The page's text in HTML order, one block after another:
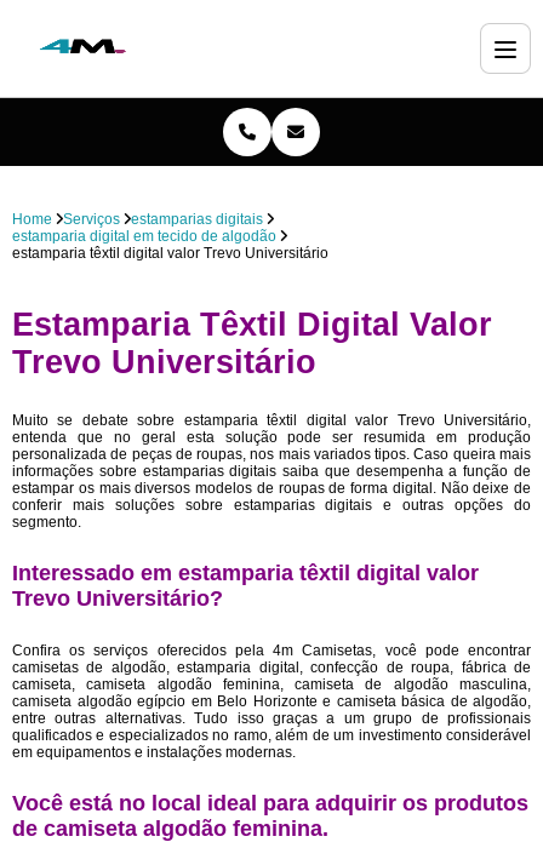
Home Serviços
estamparias digitais
estamparia digital em tecido de algodão
estamparia têxtil digital valor Trevo Universitário
Estamparia Têxtil Digital Valor
Trevo Universitário
Muito se debate sobre estamparia têxtil digital valor Trevo Universitário,
entenda que no geral esta solução pode ser resumida em produção
personalizada de peças de roupas, nos mais variados tipos. Caso queira mais
informações sobre estamparias digitais saiba que desempenha a função de
estampar os mais diversos modelos de roupas de forma digital. Não deixe de
conferir mais soluções sobre estamparias digitais e outras opções do
segmento.
Interessado em estamparia têxtil digital valor
Trevo Universitário?
Confira os serviços oferecidos pela 4m Camisetas, você pode encontrar
camisetas de algodão, estamparia digital, confecção de roupa, fábrica de
camiseta, camiseta algodão feminina, camiseta de algodão masculina,
camiseta algodão egípcio em Belo Horizonte e camiseta básica de algodão,
entre outras alternativas. Tudo isso graças a um grupo de profissionais
qualificados e especializados no ramo, além de um investimento considerável
em equipamentos e instalações modernas.
Você está no local ideal para adquirir os produtos
de camiseta algodão feminina.